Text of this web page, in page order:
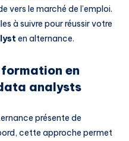
vers le marché de l’emploi.
à suivre pour réussir votre
en alternance.
en
analysts
présente de
cette approche permet